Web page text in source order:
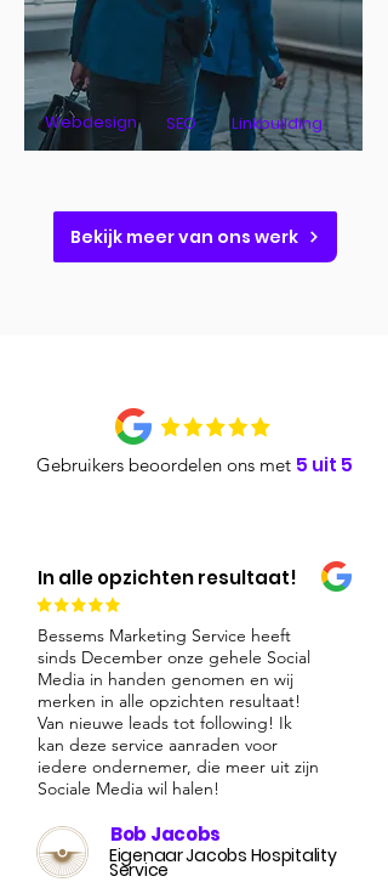
SEO Linkbuilding
Webdesign
Bekijk meer van ons werk
Gebruikers beoordelen ons met 5 uit 5
In alle opzichten resultaat!
Bessems Marketing Service heeft
sinds December onze gehele Social
Media in handen genomen en wij
merken in alle opzichten resultaat!
Van nieuwe leads tot following! Ik
kan deze service aanraden voor
iedere ondernemer, die meer uit zijn
Sociale Media wil halen!
Bob Jacobs
Eigenaar Jacobs Hospitality
Service